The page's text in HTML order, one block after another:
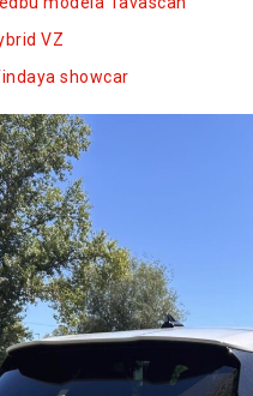
VZ
showcar